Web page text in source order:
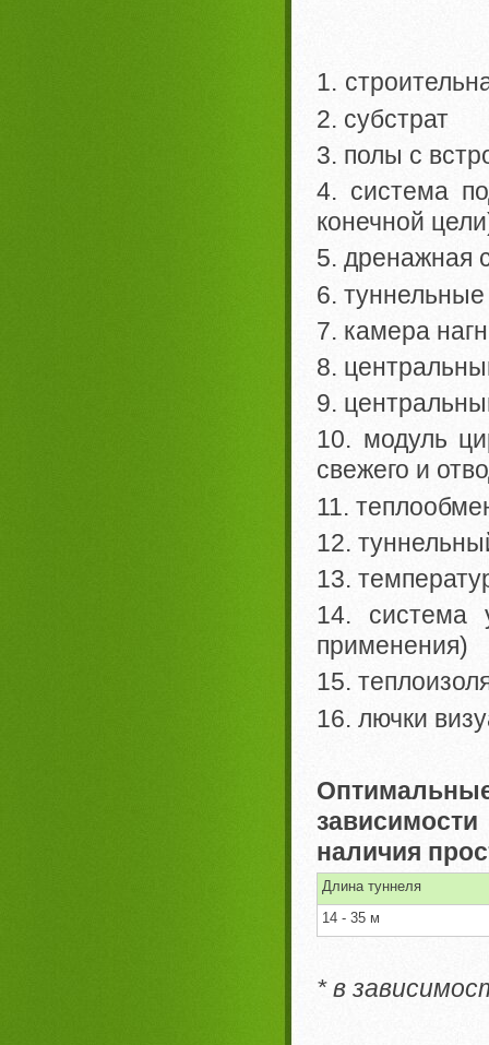
1.
2. субстрат
3. полы с
4. система
конечной
5. дренажная
6.
7. камера
8.
9.
10. модуль
свежего и
11.
12.
13.
14. система
применения)
15.
16. лючки
наличия
Длина туннеля
14 - 35 м
* в